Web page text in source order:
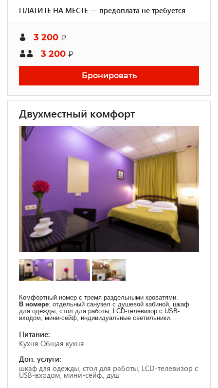
ПЛАТИТЕ НА МЕСТЕ — предоплата не требуется
3 200 ₽
3 200 ₽
Бронировать
Двухместный комфорт
Комфортный номер с тремя раздельными кроватями.
В номере: отдельный санузел с душевой кабиной, шкаф
для одежды, стол для работы, LCD-телевизор с USB-
входом, мини-сейф, индивидуальные светильники.
Питание:
Кухня Общая кухня
Доп. услуги:
шкаф для одежды, стол для работы, LCD-телевизор с
USB-входом, мини-сейф., душ